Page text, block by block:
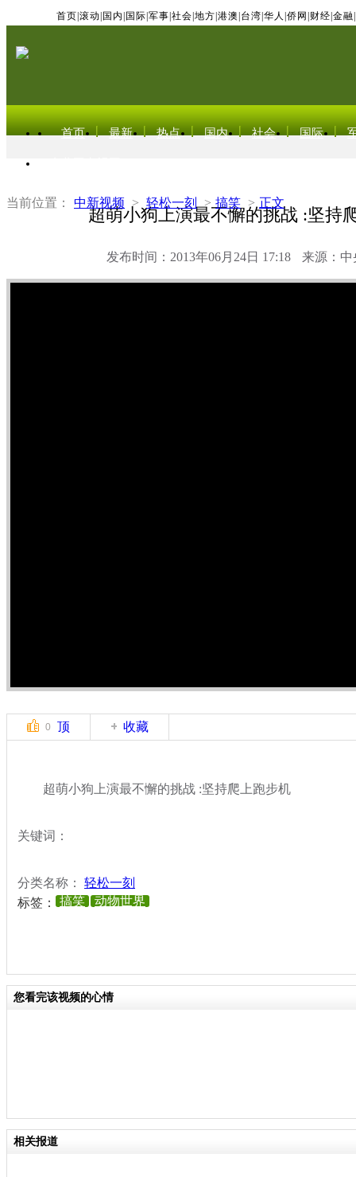
首页 滚动 国内 国际 军事 社会 地方 港澳 台湾 华人 侨网 财经 金融
首页 最新 热点 国内 社会 国际
当前位置： 中新视频 > 轻松一刻 > 搞笑 > 正文
超萌小狗上演最不懈的挑战 :坚持
发布时间：2013年06月24日 17:18 来源：中
0 顶 收藏
超萌小狗上演最不懈的挑战 :坚持爬上跑步机
关键词：
分类名称： 轻松一刻
标签：
搞笑 动物世界
您看完该视频的心情
相关报道